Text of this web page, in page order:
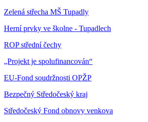
Zelená střecha MŠ Tupadly
Herní prvky ve školne - Tupadlech
ROP střední čechy
„Projekt je spolufinancován“
EU-Fond soudržnosti OPŽP
Bezpečný Středočeský kraj
Středočeský Fond obnovy venkova